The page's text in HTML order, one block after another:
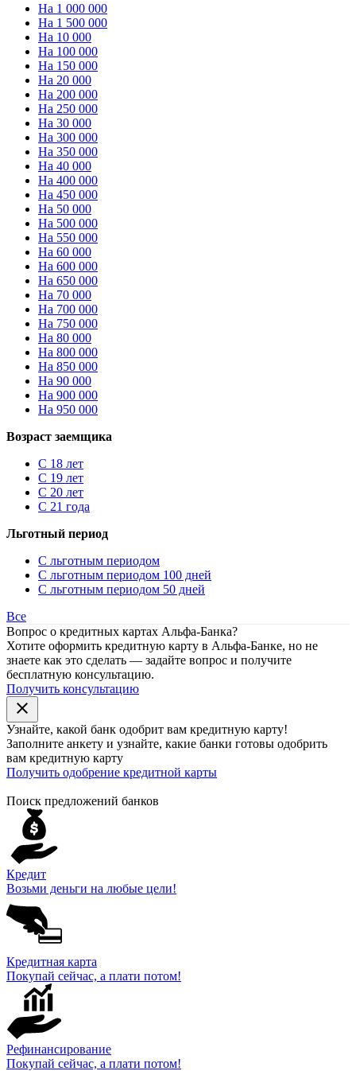
На 1 000 000
На 1 500 000
На 10 000
На 100 000
На 150 000
На 20 000
На 200 000
На 250 000
На 30 000
На 300 000
На 350 000
На 40 000
На 400 000
На 450 000
На 50 000
На 500 000
На 550 000
На 60 000
На 600 000
На 650 000
На 70 000
На 700 000
На 750 000
На 80 000
На 800 000
На 850 000
На 90 000
На 900 000
На 950 000
Возраст заемщика
С 18 лет
С 19 лет
С 20 лет
С 21 года
Льготный период
С льготным периодом
С льготным периодом 100 дней
С льготным периодом 50 дней
Все
Вопрос о кредитных картах Альфа-Банка?
Хотите оформить кредитную карту в Альфа-Банке, но не
знаете как это сделать — задайте вопрос и получите
бесплатную консультацию.
Получить консультацию
close
Узнайте, какой банк одобрит вам кредитную карту!
Заполните анкету и узнайте, какие банки готовы одобрить
вам кредитную карту
Получить одобрение кредитной карты
Поиск предложений банков
Кредит
Возьми деньги на любые цели!
Кредитная карта
Покупай сейчас, а плати потом!
Рефинансирование
Покупай сейчас, а плати потом!